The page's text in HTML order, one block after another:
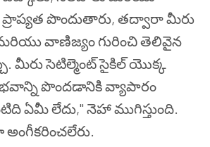
పొందుతారు, తద్వారా మీరు
మరియు వాణిజ్యం గురించి తెలివైన
మీరు సెటిల్మెంట్ సైకిల్ యొక్క
పొందడానికి వ్యాపారం
ఏమీ లేదు," నెహా ముగిస్తుంది.